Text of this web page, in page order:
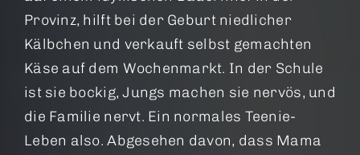
Provinz, hilft bei der Geburt niedlicher
Kälbchen und verkauft selbst gemachten
Käse auf dem Wochenmarkt. In der Schule
ist sie bockig, Jungs machen sie nervös, und
die Familie nervt. Ein normales Teenie-
Leben also. Abgesehen davon, dass Mama